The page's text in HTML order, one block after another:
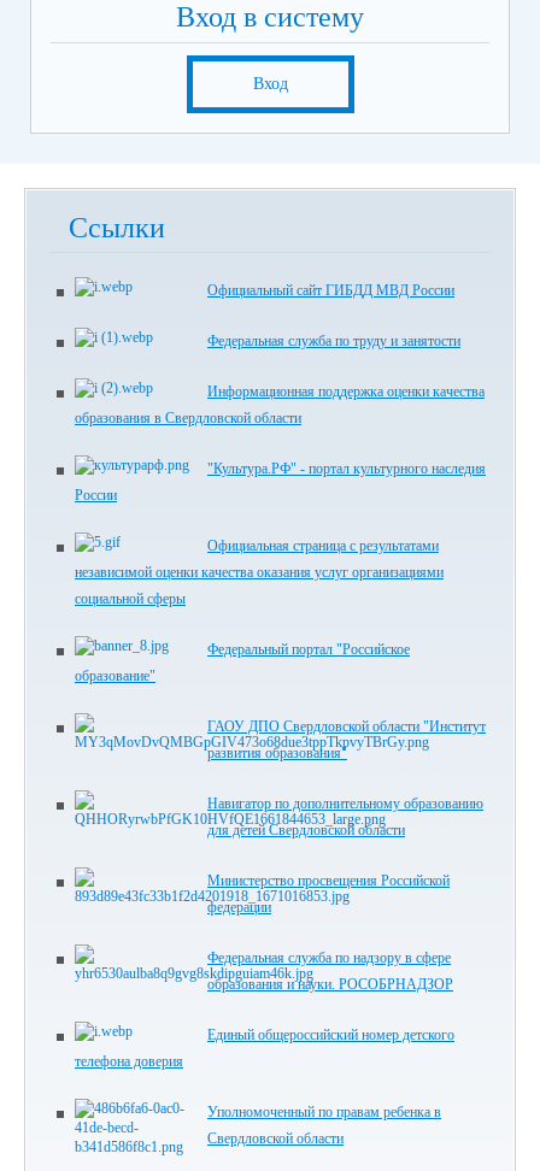
Вход в систему
Вход
Ссылки
Официальный сайт ГИБДД МВД России
Федеральная служба по труду и занятости
Информационная поддержка оценки качества
образования в Свердловской области
"Культура.РФ" - портал культурного наследия
России
Официальная страница с результатами
независимой оценки качества оказания услуг организациями
социальной сферы
Федеральный портал "Российское
образование"
ГАОУ ДПО Свердловской области "Институт
развития образования"
Навигатор по дополнительному образованию
для детей Свердловской области
Министерство просвещения Российской
федерации
Федеральная служба по надзору в сфере
образования и науки. РОСОБРНАДЗОР
Единый общероссийский номер детского
телефона доверия
Уполномоченный по правам ребенка в
Свердловской области